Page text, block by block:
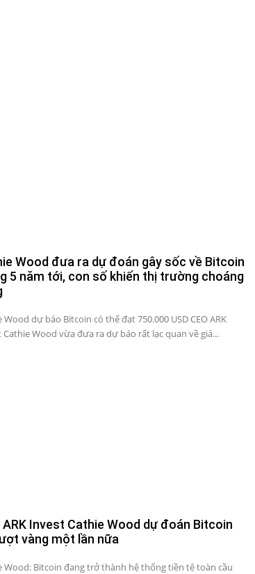
Wood đưa ra dự đoán gây sốc về Bitcoin
5 năm tới, con số khiến thị trường choáng
Wood dự báo Bitcoin có thể đạt 750.000 USD CEO ARK
Cathie Wood vừa đưa ra dự báo rất lạc quan về giá...
ARK Invest Cathie Wood dự đoán Bitcoin
vàng một lần nữa
Wood: Bitcoin đang trở thành hệ thống tiền tệ toàn cầu